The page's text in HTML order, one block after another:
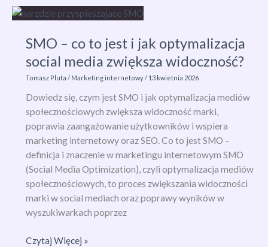
Marketing
które
podejście
e-
commerce?
SMO – co to jest i jak optymalizacja
social media zwiększa widoczność?
Tomasz Pluta/ Marketing internetowy/ 13 kwietnia 2026
Dowiedz się, czym jest SMO i jak optymalizacja mediów
społecznościowych zwiększa widoczność marki,
poprawia zaangażowanie użytkowników i wspiera
marketing internetowy oraz SEO. Co to jest SMO –
definicja i znaczenie w marketingu internetowym SMO
(Social Media Optimization), czyli optymalizacja mediów
społecznościowych, to proces zwiększania widoczności
marki w social mediach oraz poprawy wyników w
wyszukiwarkach poprzez
SMO
Czytaj Więcej »